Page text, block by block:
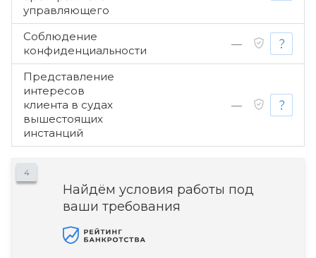
управляющего
Соблюдение
конфиденциальности
—
Представление
интересов
клиента в судах
вышестоящих
инстанций
—
4
Найдём условия работы под
ваши требования